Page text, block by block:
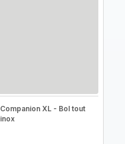
Companion XL - Bol tout
inox